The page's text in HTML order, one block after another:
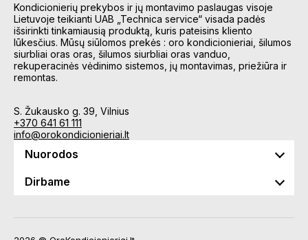
Kondicionierių prekybos ir jų montavimo paslaugas visoje
Lietuvoje teikianti UAB „Technica service“ visada padės
išsirinkti tinkamiausią produktą, kuris pateisins kliento
lūkesčius. Mūsų siūlomos prekės : oro kondicionieriai, šilumos
siurbliai oras oras, šilumos siurbliai oras vanduo,
rekuperacinės vėdinimo sistemos, jų montavimas, priežiūra ir
remontas.
S. Žukausko g. 39, Vilnius
+370 641 61 111
info@orokondicionieriai.lt
Nuorodos
Dirbame